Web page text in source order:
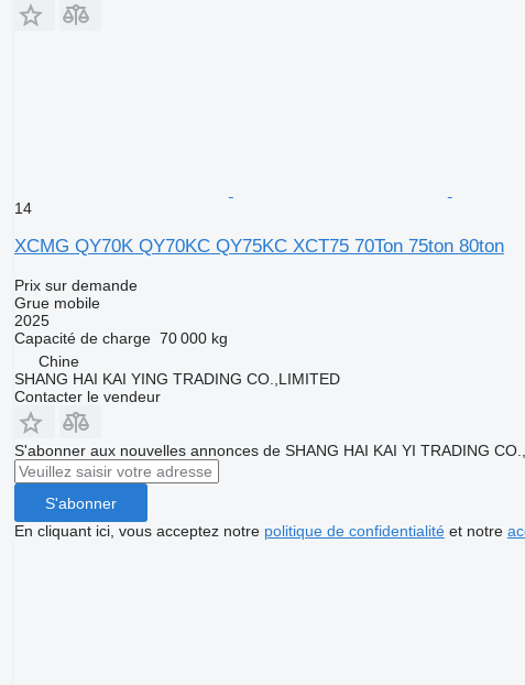
14
XCMG QY70K QY70KC QY75KC XCT75 70Ton 75ton 80ton
Prix sur demande
Grue mobile
2025
Capacité de charge 70 000 kg
Chine
SHANG HAI KAI YING TRADING CO.,LIMITED
Contacter le vendeur
S'abonner aux nouvelles annonces de SHANG HAI KAI YI TRADING
S'abonner
En cliquant ici, vous acceptez notre politique de confidentialitéet notre